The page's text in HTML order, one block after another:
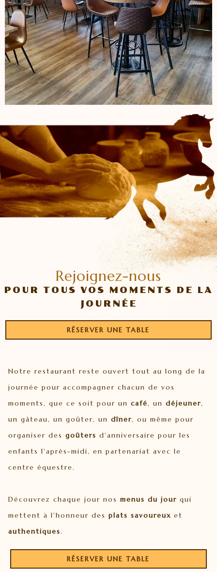
Rejoignez-nous
POUR TOUS VOS MOMENTS DE LA
JOURNÉE
RÉSERVER UNE TABLE
Notre restaurant reste ouvert tout au long de la
journée pour accompagner chacun de vos
moments, que ce soit pour un café, un déjeuner,
un gâteau, un goûter, un dîner, ou même pour
organiser des goûters d'anniversaire pour les
enfants l'après-midi, en partenariat avec le
centre équestre.
Découvrez chaque jour nos menus du jour qui
mettent à l'honneur des plats savoureux et
authentiques.
RÉSERVER UNE TABLE